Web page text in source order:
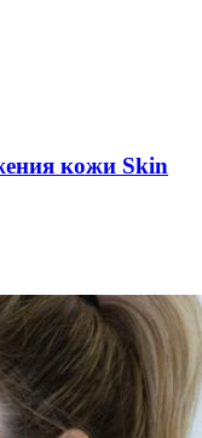
кожи Skin